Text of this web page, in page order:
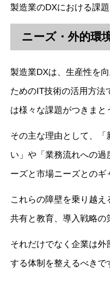
製造業のDXにおける課
ニーズ・外的環
製造業DXは、生産性を
ためのIT技術の活用方法
は様々な課題がつきまと
その主な理由として、
い」や「業務流れへの
ーズと市場ニーズとのギ
これらの障壁を乗り越
共有と教育、導入戦略の
それだけでなく企業は
する体制を整えるべきで